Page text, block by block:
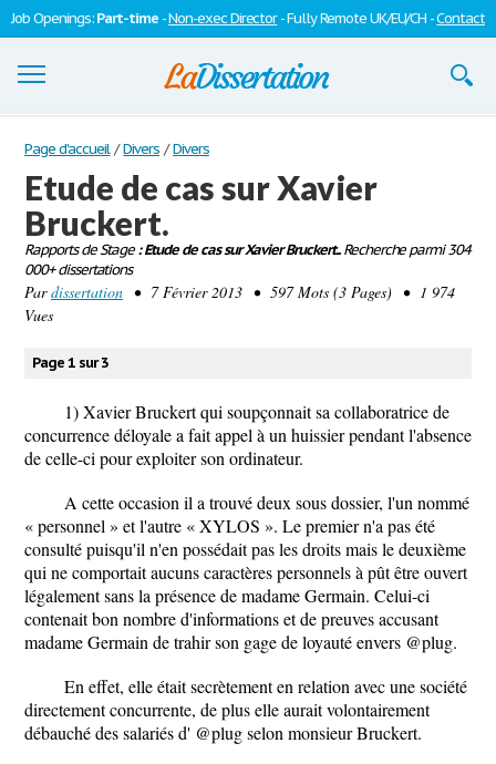
Job Openings:Part-time -Non-exec Director- Fully Remote UK/EU/CH -Contact
Dissertations
S'inscrire
Se connecter
Contactez-nous
Page d'accueil / Divers / Divers
Etude de cas sur Xavier
Bruckert.
Rapports de Stage: Etude de cas sur Xavier Bruckert..Recherche parmi 304
000+ dissertations
Pardissertation • 7 Février 2013 • 597 Mots (3 Pages) • 1 974
Vues
Page 1 sur 3
1) Xavier Bruckert qui soupçonnait sa collaboratrice de
concurrence déloyale a fait appel à un huissier pendant l'absence
de celle-ci pour exploiter son ordinateur.
A cette occasion il a trouvé deux sous dossier, l'un nommé
« personnel » et l'autre « XYLOS ». Le premier n'a pas été
consulté puisqu'il n'en possédait pas les droits mais le deuxième
qui ne comportait aucuns caractères personnels à pût être ouvert
légalement sans la présence de madame Germain. Celui-ci
contenait bon nombre d'informations et de preuves accusant
madame Germain de trahir son gage de loyauté envers @plug.
En effet, elle était secrètement en relation avec une société
directement concurrente, de plus elle aurait volontairement
débauché des salariés d' @plug selon monsieur Bruckert.